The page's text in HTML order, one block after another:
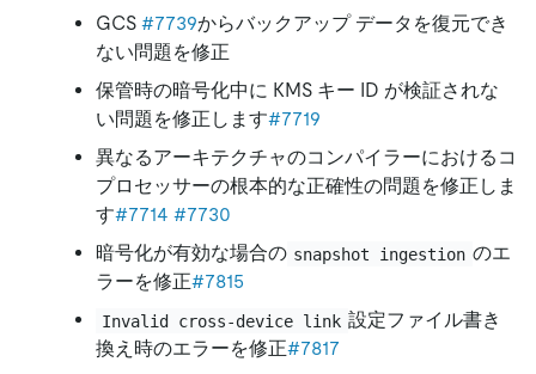
GCS #7739からバックアップ データを復元でき
ない問題を修正
保管時の暗号化中に KMS キー ID が検証されな
い問題を修正します#7719
異なるアーキテクチャのコンパイラーにおけるコ
プロセッサーの根本的な正確性の問題を修正しま
す#7714 #7730
暗号化が有効な場合の snapshot ingestion のエ
ラーを修正#7815
Invalid cross-device link 設定ファイル書き
換え時のエラーを修正#7817